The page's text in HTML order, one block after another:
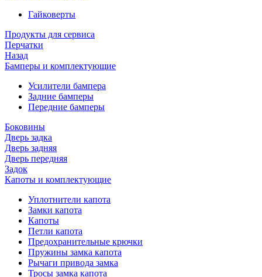
Гайковерты
Продукты для сервиса
Перчатки
Назад
Бамперы и комплектующие
Усилители бампера
Задние бамперы
Передние бамперы
Боковины
Дверь задка
Дверь задняя
Дверь передняя
Задок
Капоты и комплектующие
Уплотнители капота
Замки капота
Капоты
Петли капота
Предохранительные крючки
Пружины замка капота
Рычаги привода замка
Тросы замка капота